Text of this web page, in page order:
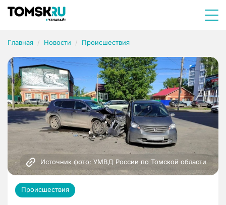
Главная Новости Происшествия
Источник фото: УМВД России по Томской области
Происшествия